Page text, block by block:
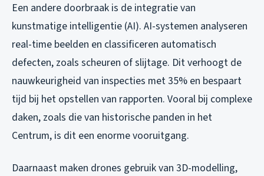
Een andere doorbraak is de integratie van
kunstmatige intelligentie (AI). AI-systemen analyseren
real-time beelden en classificeren automatisch
defecten, zoals scheuren of slijtage. Dit verhoogt de
nauwkeurigheid van inspecties met 35% en bespaart
tijd bij het opstellen van rapporten. Vooral bij complexe
daken, zoals die van historische panden in het
Centrum, is dit een enorme vooruitgang.
Daarnaast maken drones gebruik van 3D-modelling,